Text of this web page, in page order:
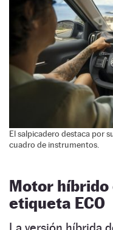
El salpicadero destaca por
cuadro de instrumentos.
Motor
etiqueta ECO